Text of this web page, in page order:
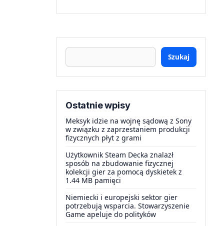
Szukaj
Ostatnie wpisy
Meksyk idzie na wojnę sądową z Sony
w związku z zaprzestaniem produkcji
fizycznych płyt z grami
Użytkownik Steam Decka znalazł
sposób na zbudowanie fizycznej
kolekcji gier za pomocą dyskietek z
1.44 MB pamięci
Niemiecki i europejski sektor gier
potrzebują wsparcia. Stowarzyszenie
Game apeluje do polityków